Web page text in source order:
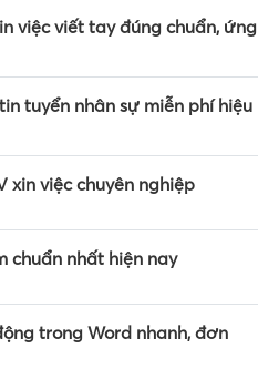
việc viết tay đúng chuẩn, ứng
tuyển nhân sự miễn phí hiệu
xin việc chuyên nghiệp
chuẩn nhất hiện nay
trong Word nhanh, đơn